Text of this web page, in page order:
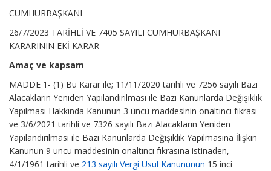
CUMHURBAŞKANI
26/7/2023 TARİHLİ VE 7405 SAYILI CUMHURBAŞKANI
KARARININ EKİ KARAR
Amaç ve kapsam
MADDE 1- (1) Bu Karar ile; 11/11/2020 tarihli ve 7256 sayılı Bazı
Alacakların Yeniden Yapılandırılması ile Bazı Kanunlarda Değişiklik
Yapılması Hakkında Kanunun 3 üncü maddesinin onaltıncı fıkrası
ve 3/6/2021 tarihli ve 7326 sayılı Bazı Alacakların Yeniden
Yapılandırılması ile Bazı Kanunlarda Değişiklik Yapılmasına İlişkin
Kanunun 9 uncu maddesinin onaltıncı fıkrasına istinaden,
4/1/1961 tarihli ve 213 sayılı Vergi Usul Kanununun 15 inci